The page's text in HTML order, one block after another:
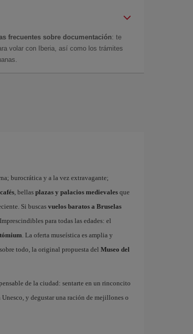
frecuentes sobre documentación: te
volar con Iberia, así como los trámites
burocrática y a la vez extravagante;
, bellas plazas y palacios medievalesque
Si buscas vuelos baratos a Bruselas
para todas las edades: el
. La oferta museística es amplia y
todo, la original propuesta del Museo del
de la ciudad: sentarte en un rinconcito
y degustar una ración de mejillones o